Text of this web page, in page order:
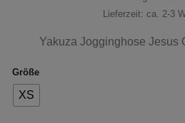
Lieferzeit: ca. 2-3
Yakuza Jogginghose Jesus
Größe
XS